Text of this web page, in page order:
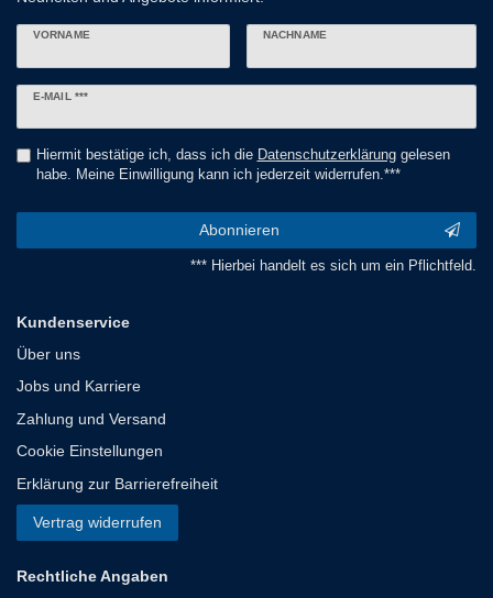
VORNAME NACHNAME
E-MAIL ***
Newsletter
Hiermit bestätige ich, dass ich die Daten­schutz­erklärunggelesen
habe. Meine Einwilligung kann ich jederzeit widerrufen.***
Abonnieren
*** Hierbei handelt es sich um ein Pflichtfeld.
Kundenservice
Über uns
Jobs und Karriere
Zahlung und Versand
Cookie Einstellungen
Erklärung zur Barrierefreiheit
Vertrag widerrufen
Rechtliche Angaben